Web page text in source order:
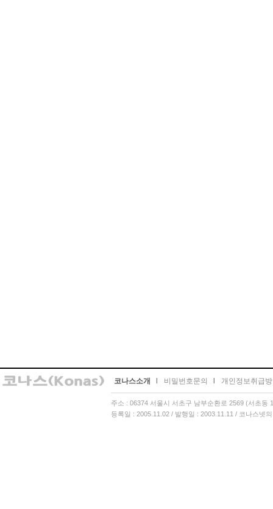
코나스소개 비밀번호문의 개인정보취급
주소 : 06374 서울시 서초구 남부순환로 2569 (서초
등록일 : 2005.11.02 / 발행일 : 2003.11.11 / 코나스넷